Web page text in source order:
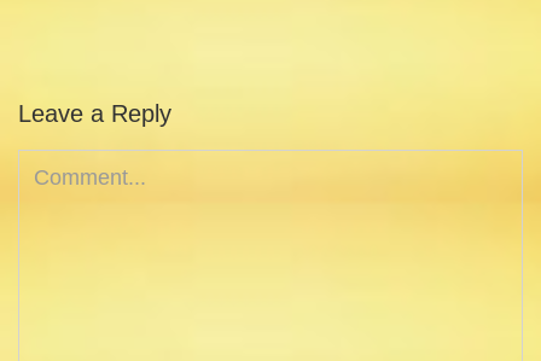
Leave a Reply